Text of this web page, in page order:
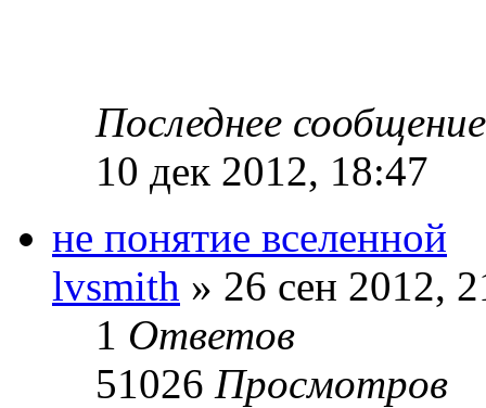
Последнее
10 дек 2012, 18:47
не понятие вселенной
lvsmith » 26 сен 2012,
1 Ответов
51026 Просмотров